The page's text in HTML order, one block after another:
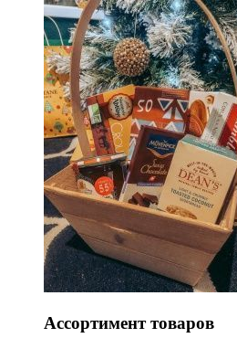
Ассортимент товаров